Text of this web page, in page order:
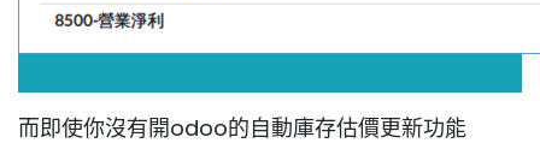
而即使你沒有開odoo的自動庫存估價更新功能